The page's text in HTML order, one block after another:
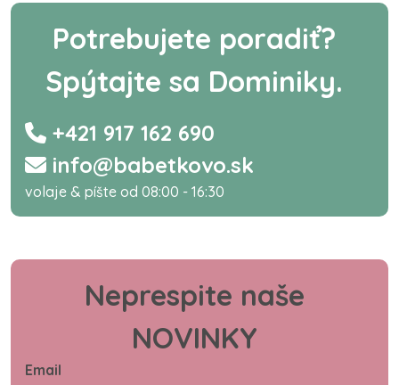
Potrebujete poradiť?
Spýtajte sa Dominiky.
+421 917 162 690
info@babetkovo.sk
volaje & píšte od 08:00 - 16:30
Neprespite naše
NOVINKY
Email